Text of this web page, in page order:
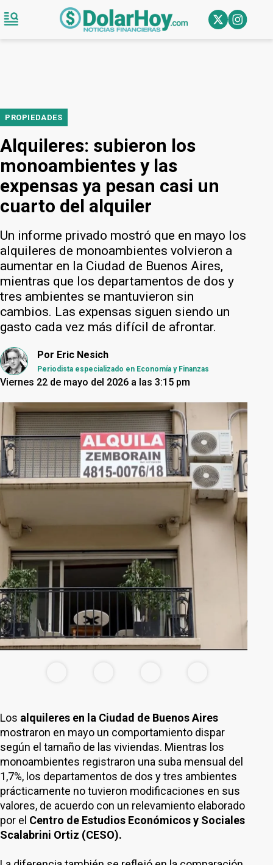
PROPIEDADES
Alquileres: subieron los
monoambientes y las
expensas ya pesan casi un
cuarto del alquiler
Un informe privado mostró que en mayo los
alquileres de monoambientes volvieron a
aumentar en la Ciudad de Buenos Aires,
mientras que los departamentos de dos y
tres ambientes se mantuvieron sin
cambios. Las expensas siguen siendo un
gasto cada vez más difícil de afrontar.
Por Eric Nesich
Periodista especializado en Economía y Finanzas
Viernes 22 de mayo del 2026 a las 3:15 pm
Los alquileres en la Ciudad de Buenos Aires
mostraron en mayo un comportamiento dispar
según el tamaño de las viviendas. Mientras los
monoambientes registraron una suba mensual del
1,7%, los departamentos de dos y tres ambientes
prácticamente no tuvieron modificaciones en sus
valores, de acuerdo con un relevamiento elaborado
por el Centro de Estudios Económicos y Sociales
Scalabrini Ortiz (CESO).